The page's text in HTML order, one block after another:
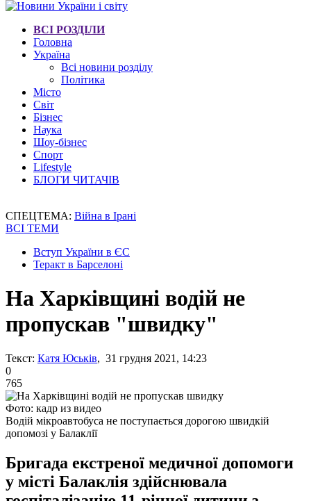
ВСІ РОЗДІЛИ
Головна
Україна
Всі новини розділу
Політика
Місто
Світ
Бізнес
Наука
Шоу-бізнес
Спорт
Lifestyle
БЛОГИ ЧИТАЧІВ
СПЕЦТЕМА: Війна в Ірані
ВСІ ТЕМИ
Вступ України в ЄС
Теракт в Барселоні
На Харківщині водій не
пропускав "швидку"
Текст: Катя Юськів, 31 грудня 2021, 14:23
0
765
Фото: кадр из видео
Водій мікроавтобуса не поступається дорогою швидкій
допомозі у Балаклії
Бригада екстреної медичної допомоги
у місті Балаклія здійснювала